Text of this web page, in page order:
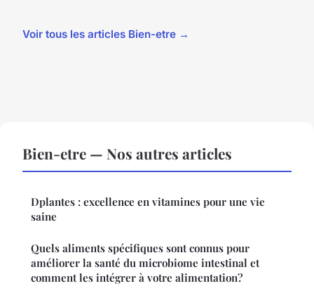
Voir tous les articles Bien-etre →
Bien-etre — Nos autres articles
Dplantes : excellence en vitamines pour une vie
saine
Quels aliments spécifiques sont connus pour
améliorer la santé du microbiome intestinal et
comment les intégrer à votre alimentation?